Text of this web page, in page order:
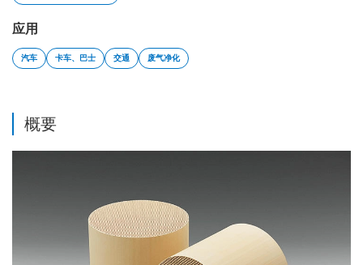
应用
汽车 卡车、巴士 交通 废气净化
概要